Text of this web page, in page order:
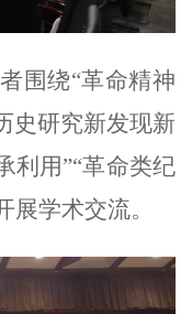
围绕“革命精神
史研究新发现新
利用”“革命类纪
学术交流。